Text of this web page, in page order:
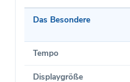
Das Besondere
Tempo
Displaygröße